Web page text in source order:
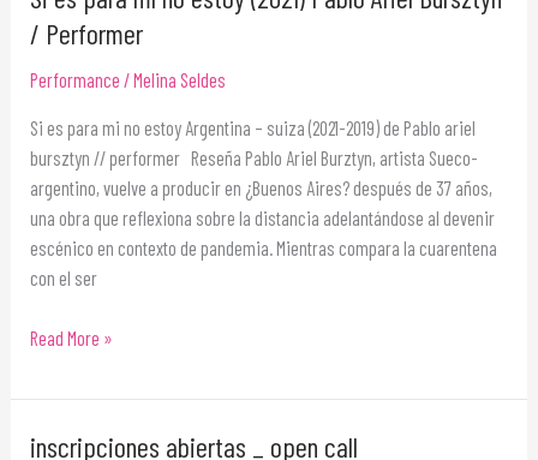
/ Performer
Performance /Melina Seldes
Si es para mi no estoy Argentina – suiza (2021-2019) de Pablo ariel
bursztyn // performer Reseña Pablo Ariel Burztyn, artista Sueco-
argentino, vuelve a producir en ¿Buenos Aires? después de 37 años,
una obra que reflexiona sobre la distancia adelantándose al devenir
escénico en contexto de pandemia. Mientras compara la cuarentena
con el ser
Read More »
inscripciones abiertas _ open call
inscripciones